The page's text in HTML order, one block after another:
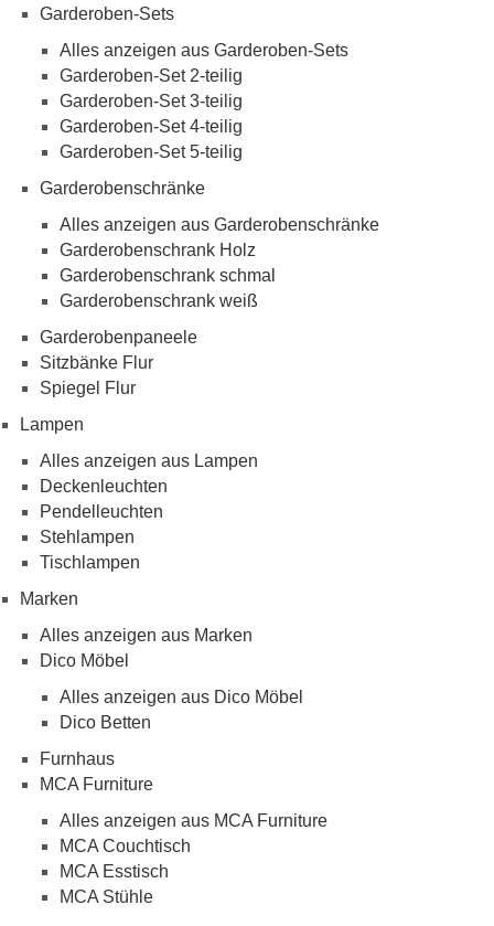
Garderoben-Sets
Alles anzeigen aus Garderoben-Sets
Garderoben-Set 2-teilig
Garderoben-Set 3-teilig
Garderoben-Set 4-teilig
Garderoben-Set 5-teilig
Garderobenschränke
Alles anzeigen aus Garderobenschränke
Garderobenschrank Holz
Garderobenschrank schmal
Garderobenschrank weiß
Garderobenpaneele
Sitzbänke Flur
Spiegel Flur
Lampen
Alles anzeigen aus Lampen
Deckenleuchten
Pendelleuchten
Stehlampen
Tischlampen
Marken
Alles anzeigen aus Marken
Dico Möbel
Alles anzeigen aus Dico Möbel
Dico Betten
Furnhaus
MCA Furniture
Alles anzeigen aus MCA Furniture
MCA Couchtisch
MCA Esstisch
MCA Stühle